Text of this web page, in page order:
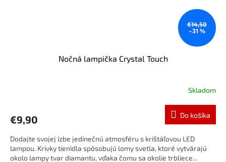
€14,50
–31 %
Nočná lampička Crystal Touch
Skladom
€9,90 Do košíka
Dodajte svojej izbe jedinečnú atmosféru s krištáľovou LED
lampou. Krivky tienidla spôsobujú lomy svetla, ktoré vytvárajú
okolo lampy tvar diamantu, vďaka čomu sa okolie trbliece...